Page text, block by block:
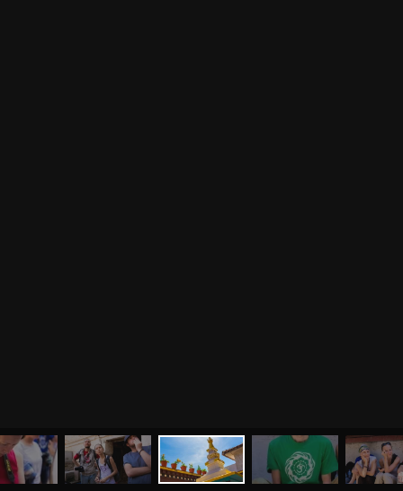
ЙОГА СЕМИНАРЫ МЕНЮ О НАС МАГАЗИН